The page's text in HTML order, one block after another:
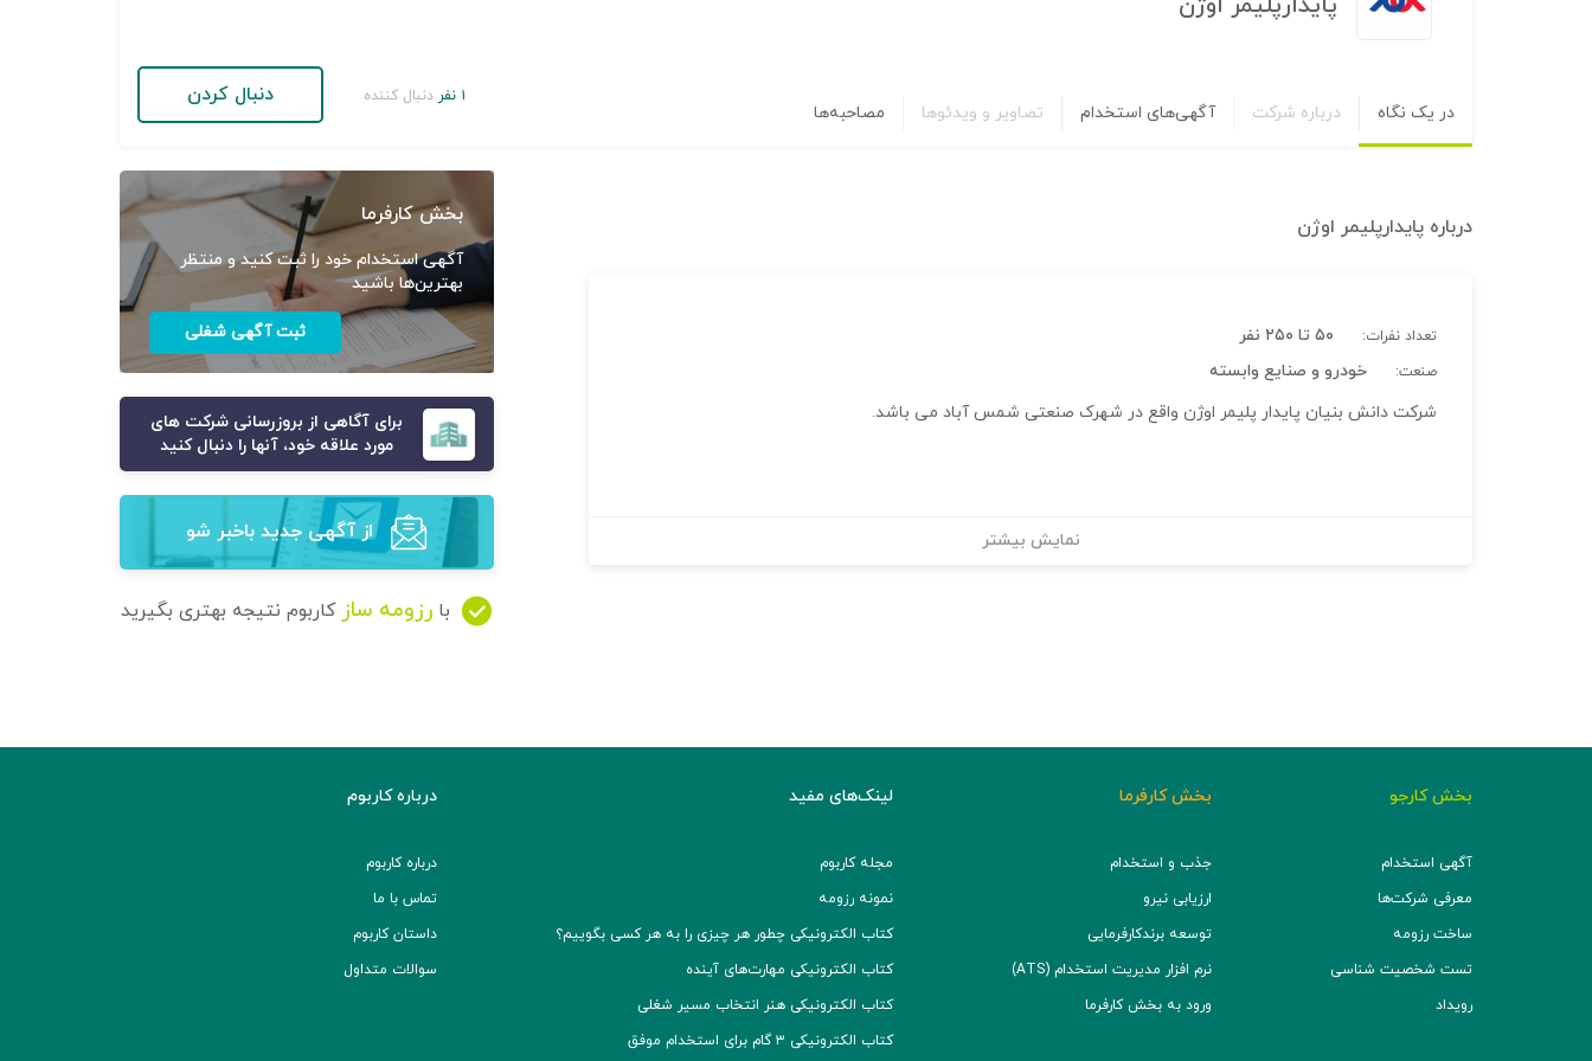
در یک نگاه درباره شرکت آگهی‌های استخدام تصاویر و ویدئوها مصاحبه‌ها
۱ نفر دنبال کننده دنبال کردن
درباره پایدارپلیمر اوژن
تعداد نفرات: ۵۰ تا ۲۵۰ نفر
صنعت:
خودرو و صنایع وابسته
شرکت دانش بنیان پایدار پلیمر اوژن واقع در شهرک صنعتی شمس آباد می باشد.
نمایش بیشتر
بخش کارفرما
آگهی استخدام خود را ثبت کنید و منتظر
بهترین‌ها باشید
ثبت آگهی شغلی
برای آگاهی از بروزرسانی شرکت های
مورد علاقه خود، آنها را دنبال کنید
از آگهی‌ جدید باخبر شو
با رزومه ساز کاربوم نتیجه بهتری بگیرید
بخش کارجو
آگهی استخدام
معرفی شرکت‌ها
ساخت رزومه
تست شخصیت شناسی
رویداد
بخش کارفرما
جذب و استخدام
ارزیابی نیرو
توسعه برند‌کارفرمایی
نرم افزار مدیریت استخدام (ATS)
ورود به بخش کارفرما
لینک‌های مفید
مجله کاربوم
نمونه رزومه
کتاب الکترونیکی چطور هر چیزی را به هر کسی بگوییم؟
کتاب الکترونیکی مهارت‌های آینده
کتاب الکترونیکی هنر انتخاب مسیر شغلی
کتاب الکترونیکی ۳ گام برای استخدام موفق
درباره کاربوم
درباره کاربوم
تماس با ما
داستان کاربوم
سوالات متداول